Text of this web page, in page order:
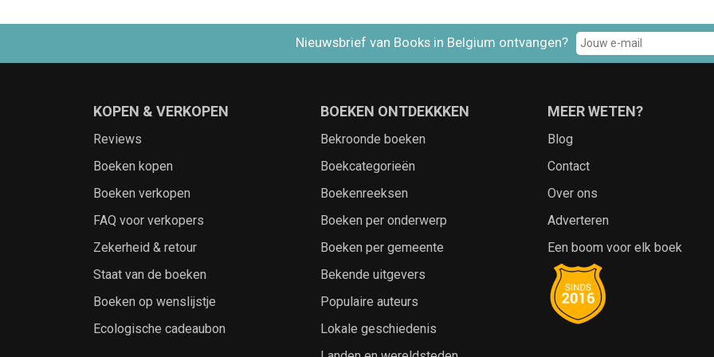
Nieuwsbrief van Books in Belgium ontvangen?
KOPEN & VERKOPEN
Reviews
Boeken kopen
Boeken verkopen
FAQ voor verkopers
Zekerheid & retour
Staat van de boeken
Boeken op wenslijstje
Ecologische cadeaubon
BOEKEN ONTDEKKKEN
Bekroonde boeken
Boekcategorieën
Boekenreeksen
Boeken per onderwerp
Boeken per gemeente
Bekende uitgevers
Populaire auteurs
Lokale geschiedenis
MEER WETEN?
Blog
Contact
Over ons
Adverteren
Een boom voor elk boek